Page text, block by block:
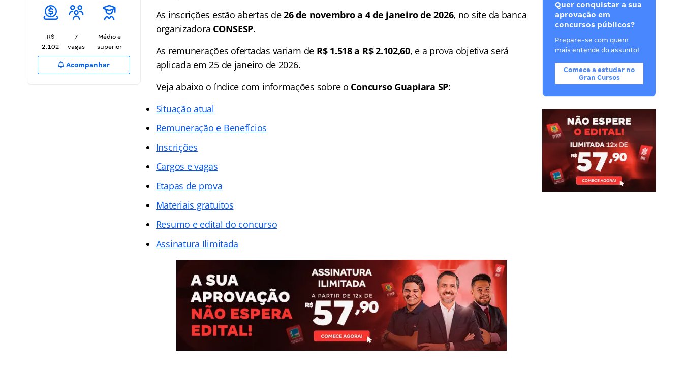
R$
2.102
7
vagas
Médio e
superior
Acompanhar
As inscrições estão abertas de26 de novembro a 4 de janeiro de 2026, no site da banca
organizadora CONSESP.
As remunerações ofertadas variam de R$ 1.518 a R$2.102,60, e a prova objetiva será
aplicada em 25 de janeiro de 2026.
Veja abaixo o índice com informações sobre o Concurso Guapiara SP:
Situação atual
Remuneração e Benefícios
Inscrições
Cargos e vagas
Etapas de prova
Materiais gratuitos
Resumo e edital do concurso
Assinatura Ilimitada
Quer conquistar a sua
aprovação em
concursos públicos?
Prepare-se com quem
mais entende do assunto!
Comece a estudar no
Gran Cursos